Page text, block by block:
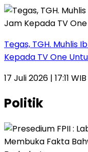
Tegas, TGH. Muhlis
Kepada TV One
17 Juli 2026 | 17:11 WIB
Politik